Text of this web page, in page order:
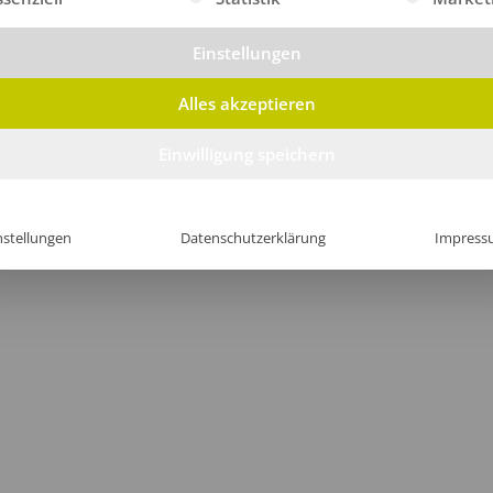
Einstellungen
Alles akzeptieren
Datenschutzerklärung